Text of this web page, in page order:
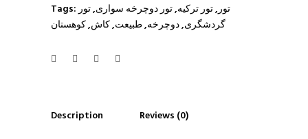
Tags:
تور,تور ترکیه,تور دوچرخه سواری,تور
گردشگری,دوچرخه,طبیعت,کاش,کوهستان
Description Reviews (0)